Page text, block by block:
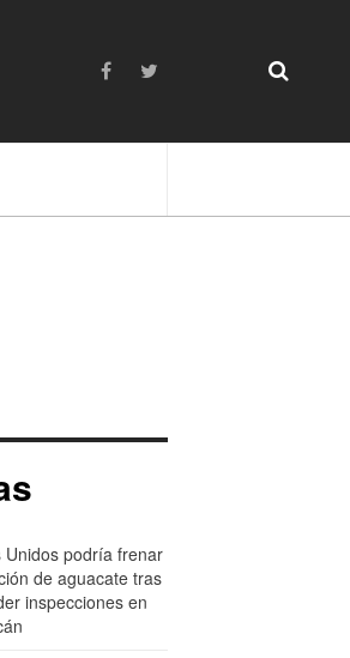
Unidos podría frenar
de aguacate tras
inspecciones en